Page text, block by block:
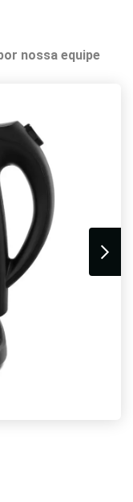
nossa equipe